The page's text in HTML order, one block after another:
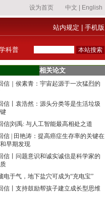
站内规定 手机版
科普
相关论文
信｜侯素青：宇宙起源于一次猛烈的
信丨袁浩然：源头分类等是生活垃圾
信|刘禹: 与人工智能最高相处之道
信 | 田艳涛：提高癌症生存率的关键在
早期发现
信丨问题意识和诚实诚信是科学家的
电于气，地下盐穴可成为“充电宝”
信丨支持鼓励帮孩子建立成长型思维